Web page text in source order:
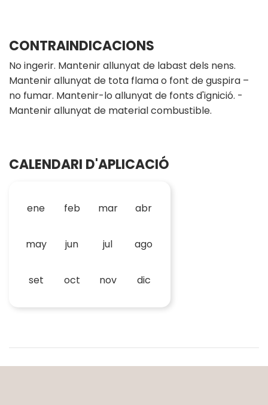
CONTRAINDICACIONS
No ingerir. Mantenir allunyat de labast dels nens.
Mantenir allunyat de tota flama o font de guspira –
no fumar. Mantenir-lo allunyat de fonts d'ignició. -
Mantenir allunyat de material combustible.
CALENDARI D'APLICACIÓ
ene feb mar abr
may jun jul ago
set oct nov dic